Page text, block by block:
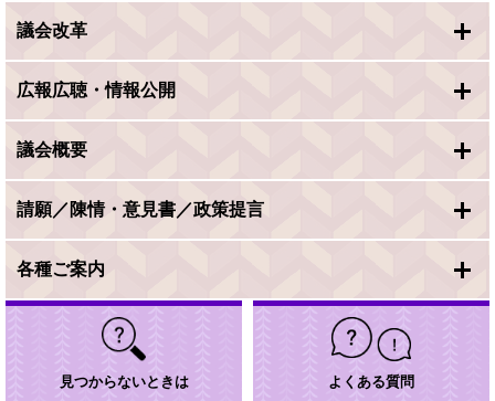
議会改革
広報広聴・情報公開
議会概要
請願／陳情・意見書／政策提言
各種ご案内
見つからないときは よくある質問